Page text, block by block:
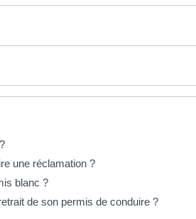
une réclamation ?
blanc ?
de son permis de conduire ?